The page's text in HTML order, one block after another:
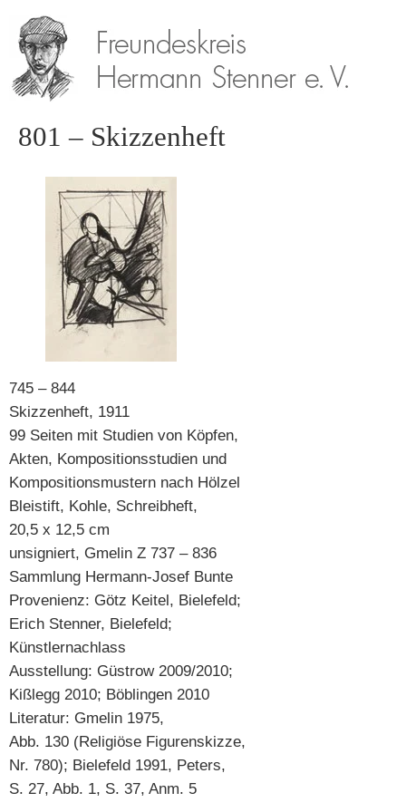
801 – Skizzenheft
745 – 844
Skizzenheft, 1911
99 Seiten mit Studien von Köpfen,
Akten, Kompositionsstudien und
Kompositionsmustern nach Hölzel
Bleistift, Kohle, Schreibheft,
20,5 x 12,5 cm
unsigniert, Gmelin Z 737 – 836
Sammlung Hermann-Josef Bunte
Provenienz: Götz Keitel, Bielefeld;
Erich Stenner, Bielefeld;
Künstlernachlass
Ausstellung: Güstrow 2009/2010;
Kißlegg 2010; Böblingen 2010
Literatur: Gmelin 1975,
Abb. 130 (Religiöse Figurenskizze,
Nr. 780); Bielefeld 1991, Peters,
S. 27, Abb. 1, S. 37, Anm. 5